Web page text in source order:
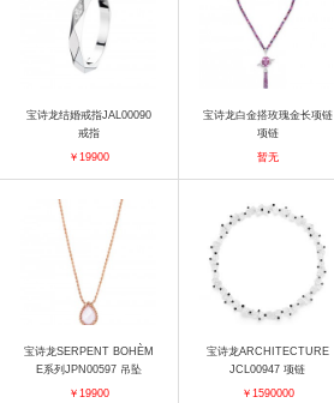
宝诗龙结婚戒指JAL00090
戒指
￥19900
宝诗龙白金搭玫瑰金长项链
项链
暂无
宝诗龙SERPENT BOHÈM
E系列JPN00597 吊坠
￥19900
宝诗龙ARCHITECTURE
JCL00947 项链
￥1590000